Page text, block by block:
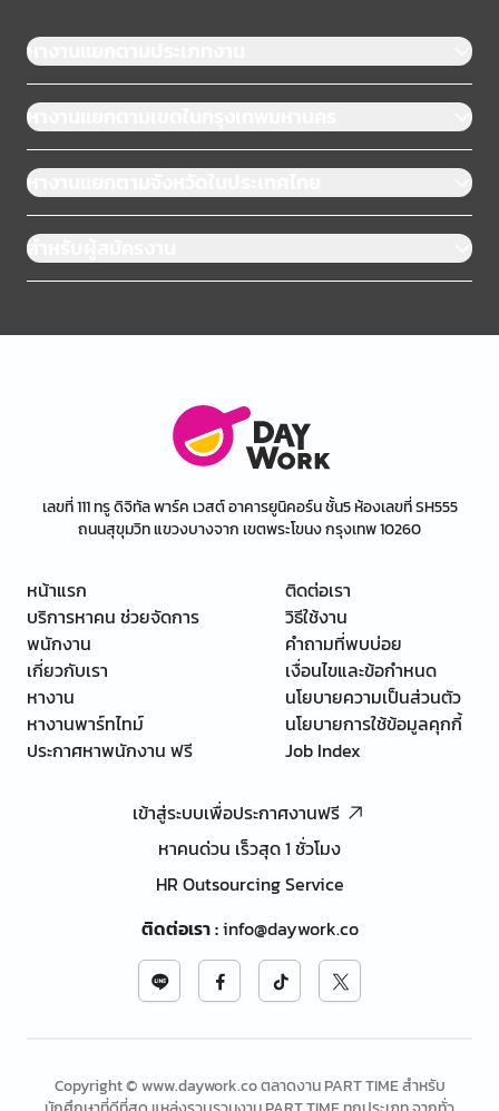
หางานแยกตามประเภทงาน
หางานแยกตามเขตในกรุงเทพมหานคร
หางานแยกตามจังหวัดในประเทศไทย
สำหรับผู้สมัครงาน
เลขที่ 111 ทรู ดิจิทัล พาร์ค เวสต์ อาคารยูนิคอร์น ชั้น5 ห้องเลขที่ SH555
ถนนสุขุมวิท แขวงบางจาก เขตพระโขนง กรุงเทพ 10260
หน้าแรก
บริการหาคน ช่วยจัดการ
พนักงาน
เกี่ยวกับเรา
หางาน
หางานพาร์ทไทม์
ประกาศหาพนักงาน ฟรี
ติดต่อเรา
วิธีใช้งาน
คำถามที่พบบ่อย
เงื่อนไขและข้อกำหนด
นโยบายความเป็นส่วนตัว
นโยบายการใช้ข้อมูลคุกกี้
Job Index
เข้าสู่ระบบเพื่อประกาศงานฟรี
หาคนด่วน เร็วสุด 1 ชั่วโมง
HR Outsourcing Service
ติดต่อเรา:info@daywork.co
Copyright © www.daywork.co ตลาดงาน PART TIME สำหรับ